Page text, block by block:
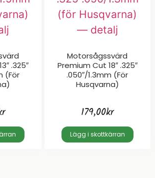
.325″
(för
Motorsågssvärd
Premium Cut 18″ .325″
.050″/1.3mm (för
Husqvarna)
179,00kr
Lägg i skottkärran